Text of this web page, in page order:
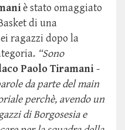
è stato omaggiato
di una
ragazzi dopo la
“Sono
Paolo Tiramani -
da parte del main
perchè, avendo un
di Borgosesia e